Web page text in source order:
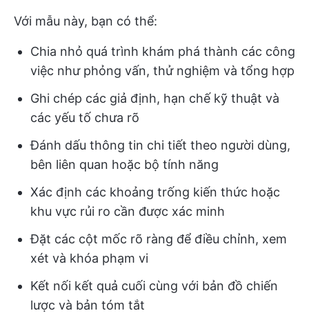
Với mẫu này, bạn có thể:
Chia nhỏ quá trình khám phá thành các công
việc như phỏng vấn, thử nghiệm và tổng hợp
Ghi chép các giả định, hạn chế kỹ thuật và
các yếu tố chưa rõ
Đánh dấu thông tin chi tiết theo người dùng,
bên liên quan hoặc bộ tính năng
Xác định các khoảng trống kiến thức hoặc
khu vực rủi ro cần được xác minh
Đặt các cột mốc rõ ràng để điều chỉnh, xem
xét và khóa phạm vi
Kết nối kết quả cuối cùng với bản đồ chiến
lược và bản tóm tắt